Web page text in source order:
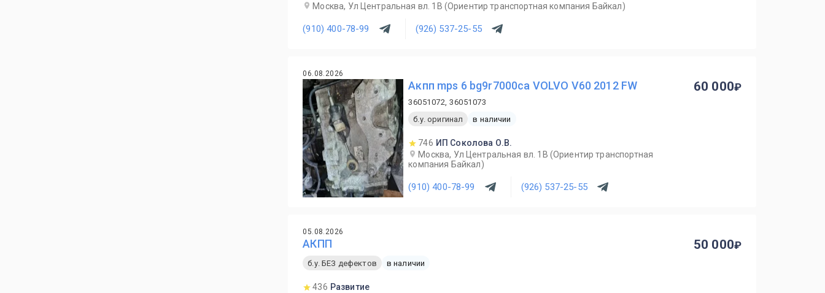
Москва, Ул Центральная вл. 1В (Ориентир транспортная компания Байкал)
(910) 400-78-99 (926) 537-25-55
06.08.2026
Акпп mps 6 bg9r7000ca VOLVO V60 2012 FW
36051072, 36051073
б.у. оригинал
в наличии
746 ИП Соколова О.В.
Москва, Ул Центральная вл. 1В (Ориентир транспортная
компания Байкал)
(910) 400-78-99 (926) 537-25-55
60 000
05.08.2026
АКПП
б.у. БЕЗ дефектов в наличии
436 Развитие
50 000